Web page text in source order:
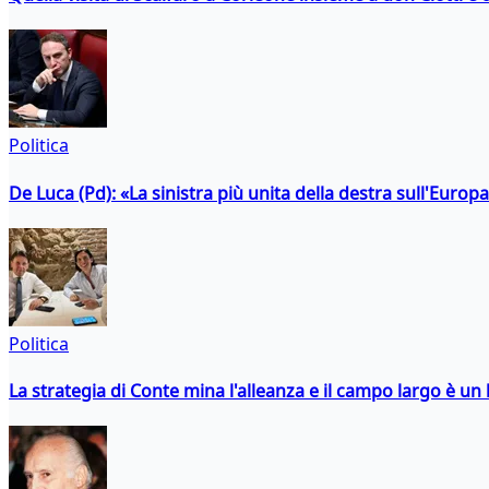
Politica
De Luca (Pd): «La sinistra più unita della destra
Politica
La strategia di Conte mina l'alleanza e il campo largo è